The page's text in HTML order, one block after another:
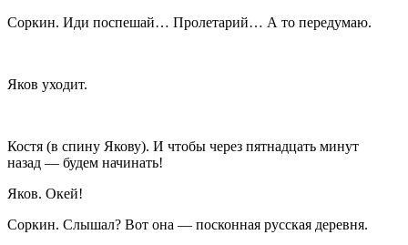
Соркин. Иди поспешай… Пролетарий… А то передумаю.
Яков уходит.
Костя (в спину Якову). И чтобы через пятнадцать минут
назад — будем начинать!
Яков. Окей!
Соркин. Слышал? Вот она — посконная русская деревня.